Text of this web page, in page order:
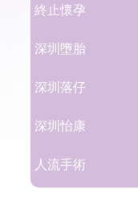
終止懷孕
深圳墮胎
深圳落仔
深圳怡康
人流手術